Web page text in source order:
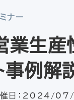
ナー
業生産
事例解
日： 2024/